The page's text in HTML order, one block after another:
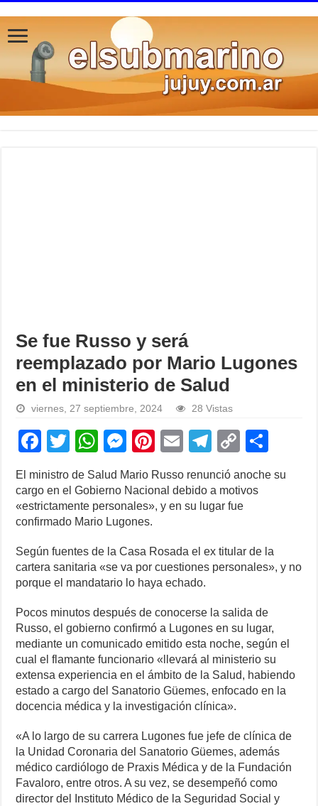
Se fue Russo y será
reemplazado por Mario Lugones
en el ministerio de Salud
viernes, 27 septiembre, 2024 28 Vistas
F
a
c
e
b
o
o
T
wi
tt
er
W
h
at
s
A
p
p
M
e
ss
e
n
g
er
Pi
nt
er
e
E
ail
T
el
e
gr
m
C
p
y
n
k
ar
El ministro de Salud Mario Russo renunció anoche su
cargo en el Gobierno Nacional debido a motivos
«estrictamente personales», y en su lugar fue
confirmado Mario Lugones.
Según fuentes de la Casa Rosada el ex titular de la
cartera sanitaria «se va por cuestiones personales», y no
porque el mandatario lo haya echado.
Pocos minutos después de conocerse la salida de
Russo, el gobierno confirmó a Lugones en su lugar,
mediante un comunicado emitido esta noche, según el
cual el flamante funcionario «llevará al ministerio su
extensa experiencia en el ámbito de la Salud, habiendo
estado a cargo del Sanatorio Güemes, enfocado en la
docencia médica y la investigación clínica».
«A lo largo de su carrera Lugones fue jefe de clínica de
la Unidad Coronaria del Sanatorio Güemes, además
médico cardiólogo de Praxis Médica y de la Fundación
Favaloro, entre otros. A su vez, se desempeñó como
director del Instituto Médico de la Seguridad Social y